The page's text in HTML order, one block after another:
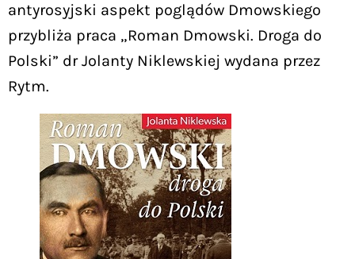
antyrosyjski aspekt poglądów Dmowskiego
przybliża praca „Roman Dmowski. Droga do
Polski” dr Jolanty Niklewskiej wydana przez
Rytm.